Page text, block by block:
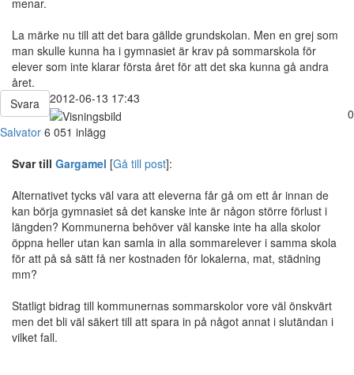
menar.
La märke nu till att det bara gällde grundskolan. Men en grej som
man skulle kunna ha i gymnasiet är krav på sommarskola för
elever som inte klarar första året för att det ska kunna gå andra
året.
Svara
2012-06-13 17:43
0
Salvator 6 051 inlägg
Svar till Gargamel [Gå till post]:
Alternativet tycks väl vara att eleverna får gå om ett år innan de
kan börja gymnasiet så det kanske inte är någon större förlust i
längden? Kommunerna behöver väl kanske inte ha alla skolor
öppna heller utan kan samla in alla sommarelever i samma skola
för att på så sätt få ner kostnaden för lokalerna, mat, städning
mm?
Statligt bidrag till kommunernas sommarskolor vore väl önskvärt
men det bli väl säkert till att spara in på något annat i slutändan i
vilket fall.